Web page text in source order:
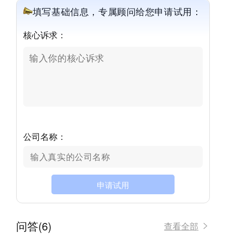
填写基础信息，专属顾问给您申请试用：
核心诉求：
公司名称：
申请试用
问答(6) 查看全部